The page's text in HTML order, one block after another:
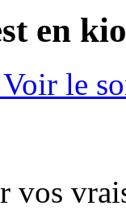
en
Voir le
vos